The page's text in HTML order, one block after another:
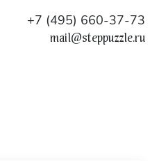
+7 (495) 660-37-73
mail@steppuzzle.ru